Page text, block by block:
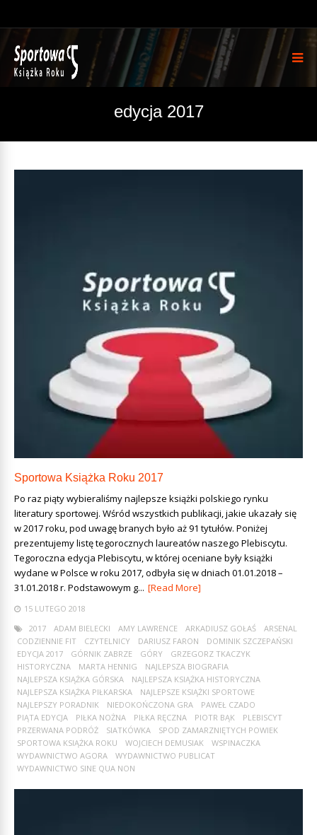
edycja 2017
Sportowa Książka Roku 2017
Po raz piąty wybieraliśmy najlepsze książki polskiego rynku
literatury sportowej. Wśród wszystkich publikacji, jakie ukazały się
w 2017 roku, pod uwagę branych było aż 91 tytułów. Poniżej
prezentujemy listę tegorocznych laureatów naszego Plebiscytu.
Tegoroczna edycja Plebiscytu, w której oceniane były książki
wydane w Polsce w roku 2017, odbyła się w dniach 01.01.2018 –
31.01.2018 r. Podstawowym g... [Read More]
15 LUTEGO 2018
2017
ADAM BIELECKI AMY LAWRENCE ARKADIUSZ GOŁAŚ
ARSENAL
CODZIENNIE FIT
CZYTELNICY DARIUSZ FARON
DOMINIK SZCZEPAŃSKI
EDYCJA 2017
GÓRNIK ZABRZE GÓRY
GRZEGORZ TKACZYK
HISTORYCZNA
MARTA HENNIG
NAJLEPSZA BIOGRAFIA
NAJLEPSZA KSIĄŻKA GÓRSKA
NAJLEPSZA KSIĄŻKA HISTORYCZNA
NAJLEPSZA KSIĄŻKA PIŁKARSKA
NAJLEPSZE KSIĄŻKI SPORTOWE
NAJLEPSZY PORADNIK
NIEDOKOŃCZONA GRA
PAWEŁ CZADO
PIĄTA EDYCJA
PIŁKA NOŻNA PIŁKA RĘCZNA PIOTR BĄK
PLEBISCYT
PRZERWANA PODRÓŻ
SIATKÓWKA
SPOD ZAMARZNIĘTYCH POWIEK
SPORTOWA KSIĄŻKA ROKU
WOJCIECH DEMUSIAK
WSPINACZKA
WYDAWNICTWO AGORA
WYDAWNICTWO PUBLICAT
WYDAWNICTWO SINE QUA NON